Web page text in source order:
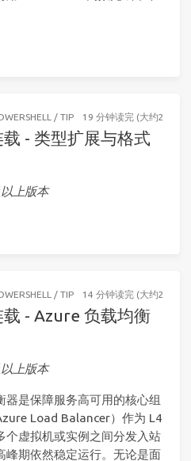
/ TIP 19 分钟读完 (大约2898
- 类型扩展与格式
上版本
/ TIP 14 分钟读完 (大约2062
- Azure 负载均衡
上版本
器是保障服务高可用的核心组
Load Balancer）作为 L4
个虚拟机或实例之间分发入站
峰期依然稳定运行。无论是面